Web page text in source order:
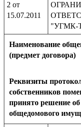
2 от
15.07.2011
"УГМК-
Наименование
(предмет договора)
Реквизиты
собственников
принято решение
общедомового